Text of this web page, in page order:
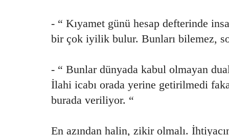
- “ Kıyamet günü hesap defterinde
bir çok iyilik bulur. Bunları bilemez,
- “ Bunlar dünyada kabul olmayan
İlahi icabı orada yerine getirilmedi
burada veriliyor. “
En azından halin, zikir olmalı.